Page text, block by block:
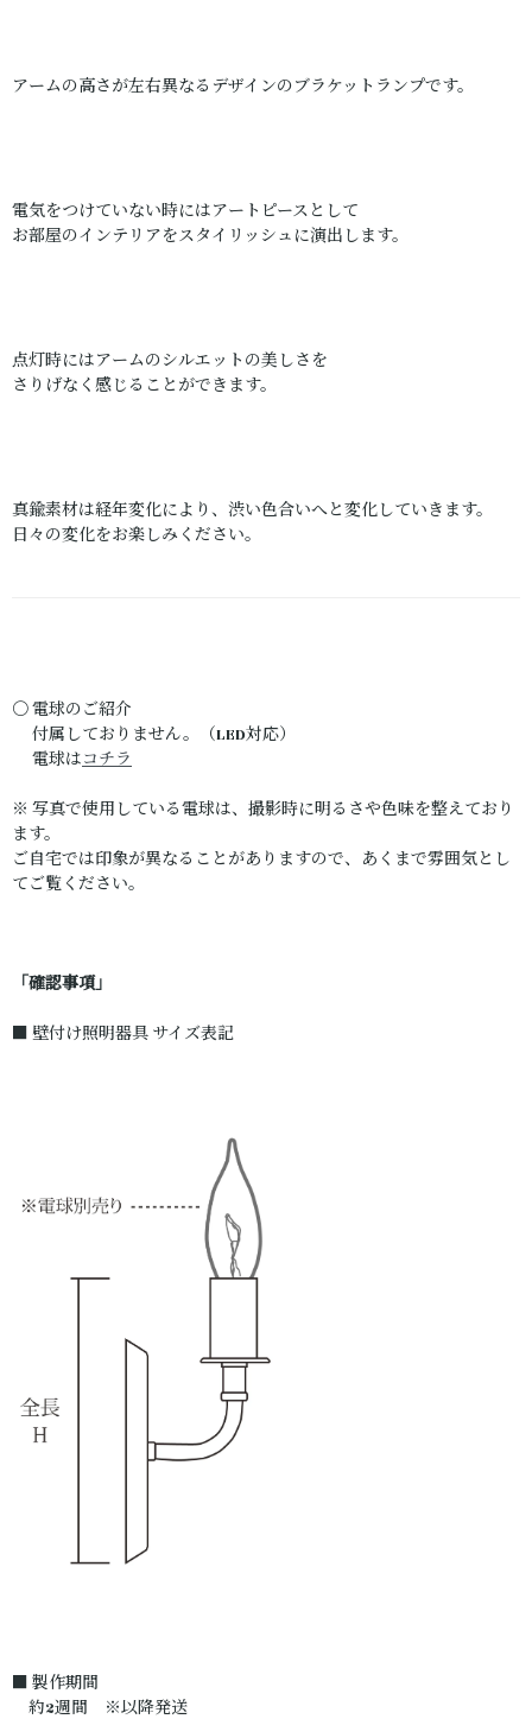
アームの高さが左右異なるデザインのブラケットランプです。
電気をつけていない時にはアートピースとして
お部屋のインテリアをスタイリッシュに演出します。
点灯時にはアームのシルエットの美しさを
さりげなく感じることができます。
真鍮素材は経年変化により、渋い色合いへと変化していきます。
日々の変化をお楽しみください。
〇 電球のご紹介
付属しておりません。（LED対応）
電球はコチラ
※ 写真で使用している電球は、撮影時に明るさや色味を整えており
ます。
ご自宅では印象が異なることがありますので、あくまで雰囲気とし
てご覧ください。
「確認事項」
■ 壁付け照明器具 サイズ表記
■ 製作期間
約2週間 ※以降発送